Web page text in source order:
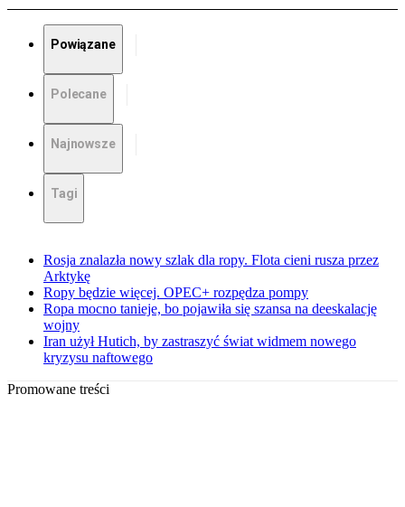
Powiązane
Polecane
Najnowsze
Tagi
Rosja znalazła nowy szlak dla ropy. Flota cieni rusza przez
Arktykę
Ropy będzie więcej. OPEC+ rozpędza pompy
Ropa mocno tanieje, bo pojawiła się szansa na deeskalację
wojny
Iran użył Hutich, by zastraszyć świat widmem nowego
kryzysu naftowego
Promowane treści